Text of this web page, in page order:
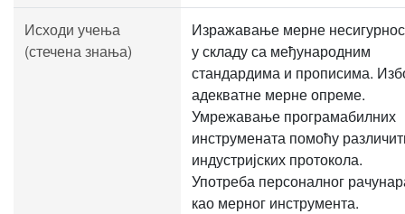
Исходи учења
(стечена знања)
Изражавање мерне
у складу са међународним
стандардима и прописима.
адекватне мерне опреме.
Умрежавање програмабилних
инструмената помоћу
индустријских протокола.
Употреба персоналног
као мерног инструмента.